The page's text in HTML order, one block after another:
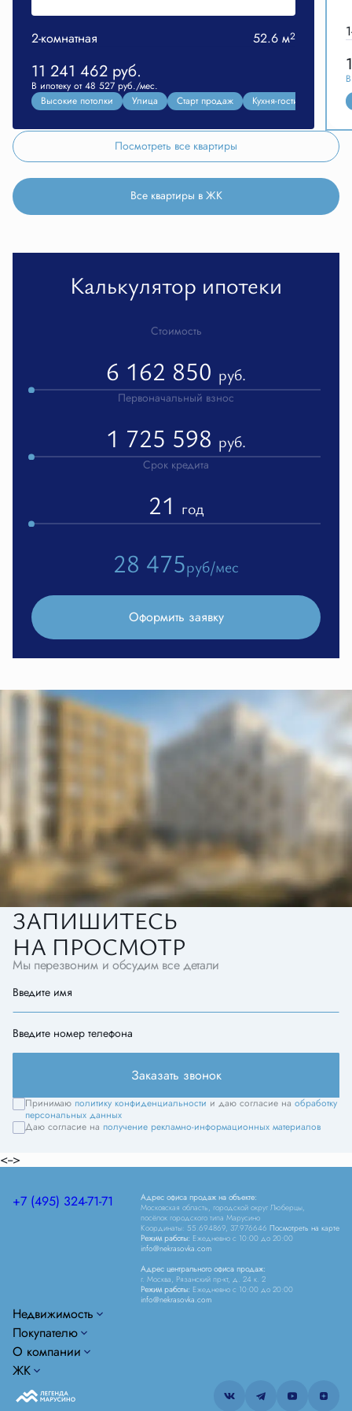
2-комнатная 52.6 м2
11 241 462 руб.
В ипотеку от 48 527 руб./мес.
Высокие потолки
Улица Старт продаж Кухня-гостиная
Посмотреть все квартиры
Все квартиры в ЖК
Калькулятор ипотеки
Стоимость
6 162 850 руб.
Первоначальный взнос
1 725 598 руб.
Срок кредита
21 год
28 475руб/мес
Оформить заявку
ЗАПИШИТЕСЬ
НА ПРОСМОТР
Мы перезвоним и обсудим все детали
Введите имя
Введите номер телефона
Заказать звонок
Принимаю политику конфиденциальности и даю согласие на обработку
персональных данных
Даю согласие на получение рекламно-информационных материалов
<-->
Недвижимость
Покупателю
О компании
ЖК
+7 (495) 324-71-71
Адрес офиса продаж на объекте:
Московская область, городской округ Люберцы,
посёлок городского типа Марусино
Координаты: 55.694869, 37.976646 Посмотреть на карте
Режим работы: Ежедневно c 10:00 до 20:00
info@nekrasovka.com
Адрес центрального офиса продаж:
г. Москва, Рязанский пр-кт, д. 24 к. 2
Режим работы: Ежедневно c 10:00 до 20:00
info@nekrasovka.com